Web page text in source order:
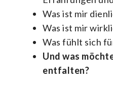
Was ist mir
Was ist mir
Was fühlt sich
Und was
entfalten?